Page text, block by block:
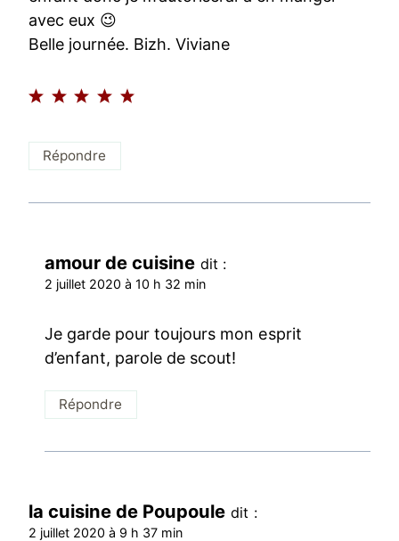
avec eux 😉
Belle journée. Bizh. Viviane
Répondre
amour de cuisine dit :
2 juillet 2020 à 10 h 32 min
Je garde pour toujours mon esprit
d’enfant, parole de scout!
Répondre
la cuisine de Poupoule dit :
2 juillet 2020 à 9 h 37 min